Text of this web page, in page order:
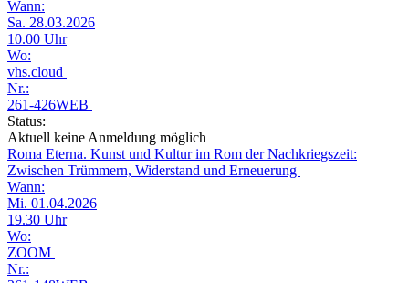
Wann:
Sa. 28.03.2026
10.00 Uhr
Wo:
vhs.cloud
Nr.:
261-426WEB
Status:
Aktuell keine Anmeldung möglich
Roma Eterna. Kunst und Kultur im Rom der Nachkriegszeit:
Zwischen Trümmern, Widerstand und Erneuerung
Wann:
Mi. 01.04.2026
19.30 Uhr
Wo:
ZOOM
Nr.: